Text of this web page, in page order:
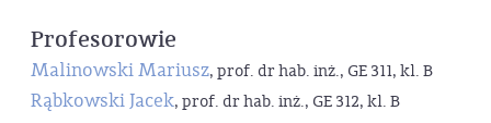
Profesorowie
Malinowski Mariusz, prof. dr hab. inż., GE 311, kl. B
Rąbkowski Jacek, prof. dr hab. inż., GE 312, kl. B